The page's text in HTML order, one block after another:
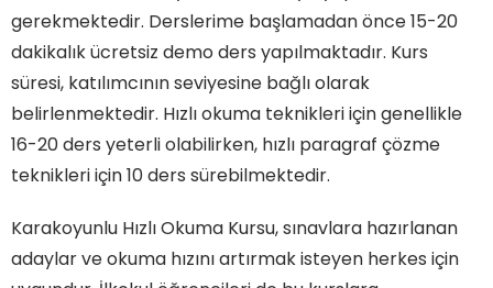
gerekmektedir. Derslerime başlamadan önce 15-20
dakikalık ücretsiz demo ders yapılmaktadır. Kurs
süresi, katılımcının seviyesine bağlı olarak
belirlenmektedir. Hızlı okuma teknikleri için genellikle
16-20 ders yeterli olabilirken, hızlı paragraf çözme
teknikleri için 10 ders sürebilmektedir.
Karakoyunlu Hızlı Okuma Kursu, sınavlara hazırlanan
adaylar ve okuma hızını artırmak isteyen herkes için